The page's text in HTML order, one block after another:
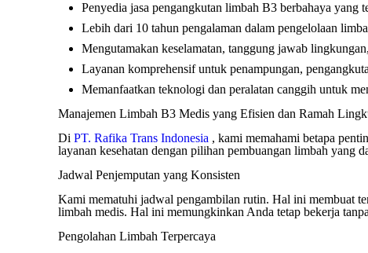
Penyedia jasa pengangkutan limbah B3 berbahaya yang
Lebih dari 10 tahun pengalaman dalam pengelolaan
Mengutamakan keselamatan, tanggung jawab
Layanan komprehensif untuk penampungan,
Memanfaatkan teknologi dan peralatan canggih untuk
Manajemen Limbah B3 Medis yang Efisien dan Ramah
Di PT. Rafika Trans Indonesia , kami memahami betapa
layanan kesehatan dengan pilihan pembuangan limbah yang
Jadwal Penjemputan yang Konsisten
Kami mematuhi jadwal pengambilan rutin. Hal ini membuat
limbah medis. Hal ini memungkinkan Anda tetap bekerja
Pengolahan Limbah Terpercaya